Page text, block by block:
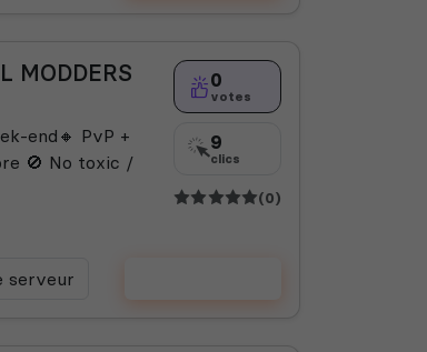
MODDERS
end🔸 PvP +
🚫 No toxic /
0
votes
9
clics
(0)
serveur